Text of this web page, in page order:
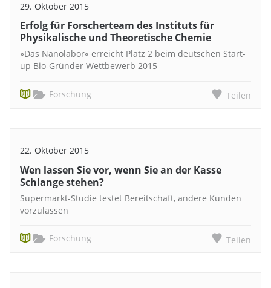
29. Oktober 2015
Erfolg für Forscherteam des Instituts für
Physikalische und Theoretische Chemie
»Das Nanolabor« erreicht Platz 2 beim deutschen Start-
up Bio-Gründer Wettbewerb 2015
Forschung Teilen
22. Oktober 2015
Wen lassen Sie vor, wenn Sie an der Kasse
Schlange stehen?
Supermarkt-Studie testet Bereitschaft, andere Kunden
vorzulassen
Forschung Teilen